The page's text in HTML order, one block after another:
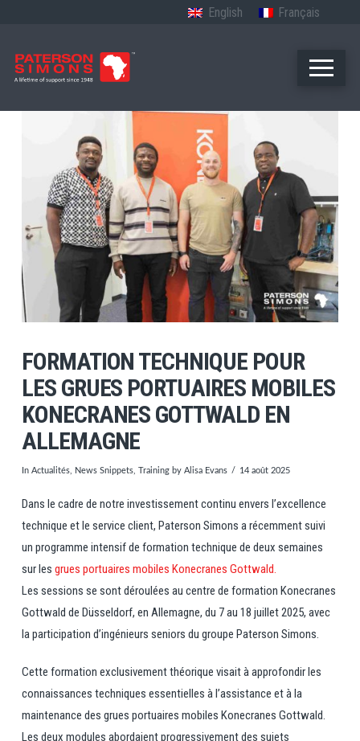
English Français
FORMATION TECHNIQUE POUR
LES GRUES PORTUAIRES MOBILES
KONECRANES GOTTWALD EN
ALLEMAGNE
In Actualités, News Snippets, Trainingby Alisa Evans 14 août 2025
Dans le cadre de notre investissement continu envers l’excellence
technique et le service client, Paterson Simons a récemment suivi
un programme intensif de formation technique de deux semaines
sur les grues portuaires mobiles Konecranes Gottwald.
Les sessions se sont déroulées au centre de formation Konecranes
Gottwald de Düsseldorf, en Allemagne, du 7 au 18 juillet 2025, avec
la participation d’ingénieurs seniors du groupe Paterson Simons.
Cette formation exclusivement théorique visait à approfondir les
connaissances techniques essentielles à l’assistance et à la
maintenance des grues portuaires mobiles Konecranes Gottwald.
Les deux modules abordaient progressivement des sujets